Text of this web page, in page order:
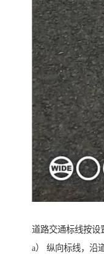
道路交通标线按设
a） 纵向标线，沿